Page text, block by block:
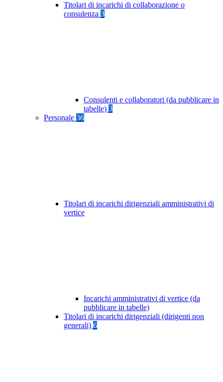
Titolari di incarichi di collaborazione o
consulenza 3
Consulenti e collaboratori (da pubblicare in
tabelle) 3
Personale 36
Titolari di incarichi dirigenziali amministrativi di
vertice
Incarichi amministrativi di vertice (da
pubblicare in tabelle)
Titolari di incarichi dirigenziali (dirigenti non
generali) 6